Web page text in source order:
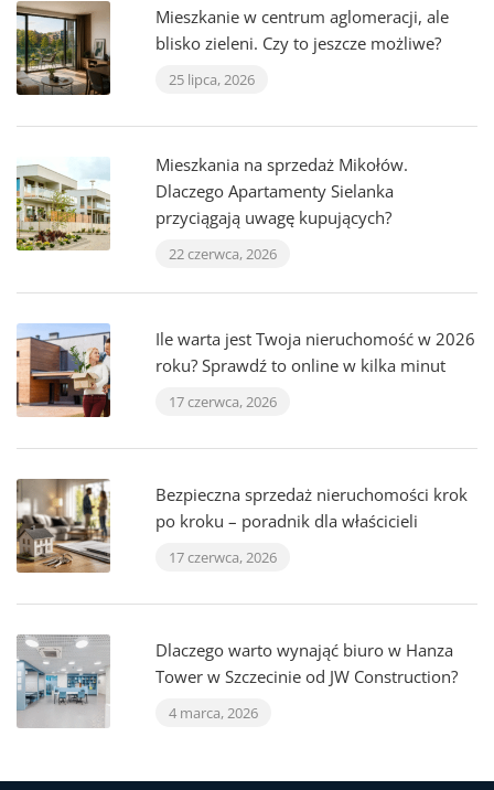
Mieszkanie w centrum aglomeracji, ale
blisko zieleni. Czy to jeszcze możliwe?
25 lipca, 2026
Mieszkania na sprzedaż Mikołów.
Dlaczego Apartamenty Sielanka
przyciągają uwagę kupujących?
22 czerwca, 2026
Ile warta jest Twoja nieruchomość w 2026
roku? Sprawdź to online w kilka minut
17 czerwca, 2026
Bezpieczna sprzedaż nieruchomości krok
po kroku – poradnik dla właścicieli
17 czerwca, 2026
Dlaczego warto wynająć biuro w Hanza
Tower w Szczecinie od JW Construction?
4 marca, 2026